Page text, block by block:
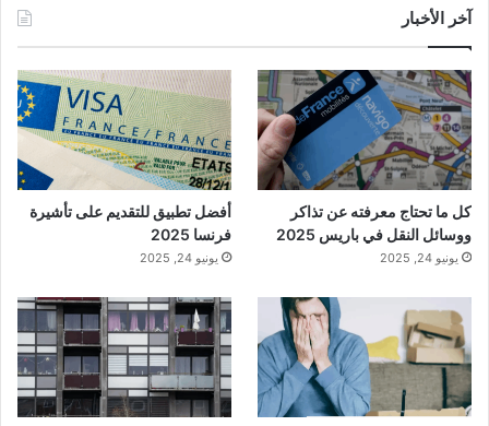
آخر الأخبار
كل ما تحتاج معرفته عن تذاكر
ووسائل النقل في باريس 2025
يونيو 24, 2025
أفضل تطبيق للتقديم على تأشيرة
فرنسا 2025
يونيو 24, 2025